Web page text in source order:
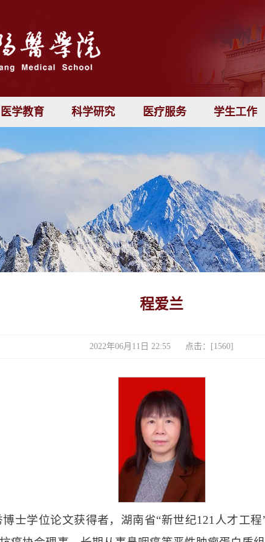
医学教育 科学研究 医疗服务 学生工作
程爱兰
2022年06月11日 22:55 点击：[1560]
士学位论文获得者，湖南省“新世纪121人才工